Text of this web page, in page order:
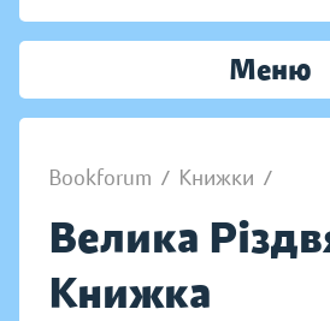
Меню
Bookforum / Книжки /
Велика
Книжка